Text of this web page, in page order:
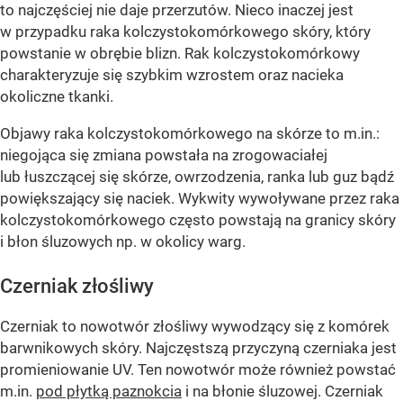
to najczęściej nie daje przerzutów. Nieco inaczej jest
w przypadku raka kolczystokomórkowego skóry, który
powstanie w obrębie blizn. Rak kolczystokomórkowy
charakteryzuje się szybkim wzrostem oraz nacieka
okoliczne tkanki.
Objawy raka kolczystokomórkowego na skórze to m.in.:
niegojąca się zmiana powstała na zrogowaciałej
lub łuszczącej się skórze, owrzodzenia, ranka lub guz bądź
powiększający się naciek. Wykwity wywoływane przez raka
kolczystokomórkowego często powstają na granicy skóry
i błon śluzowych np. w okolicy warg.
Czerniak złośliwy
Czerniak to nowotwór złośliwy wywodzący się z komórek
barwnikowych skóry. Najczęstszą przyczyną czerniaka jest
promieniowanie UV. Ten nowotwór może również powstać
m.in. pod płytką paznokcia i na błonie śluzowej. Czerniak